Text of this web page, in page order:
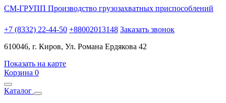
СМ-ГРУПП Производство грузозахватных приспособлений
+7 (8332) 22-44-50 +88002013148 Заказать звонок
610046, г. Киров, Ул. Романа Ердякова 42
Показать на карте
Корзина 0
Каталог